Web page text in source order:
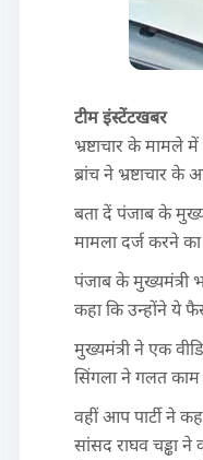
टीम इंस्टेंटखबर
भ्रष्टाचार के मामले
ब्रांच ने भ्रष्टाचार
बता दें पंजाब के
मामला दर्ज करने का
पंजाब के मुख्यमंत्री
कहा कि उन्होंने ये
मुख्यमंत्री ने एक
सिंगला ने गलत काम
वहीं आप पार्टी ने
सांसद राघव चड्ढा ने